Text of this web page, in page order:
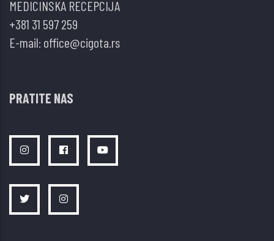
MEDICINSKA RECEPCIJA
+381 31 597 259
E-mail: office@cigota.rs
PRATITE NAS